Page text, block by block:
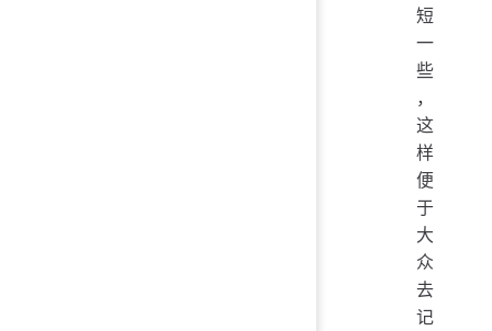
短
一
些
，
这
样
便
于
大
众
去
记